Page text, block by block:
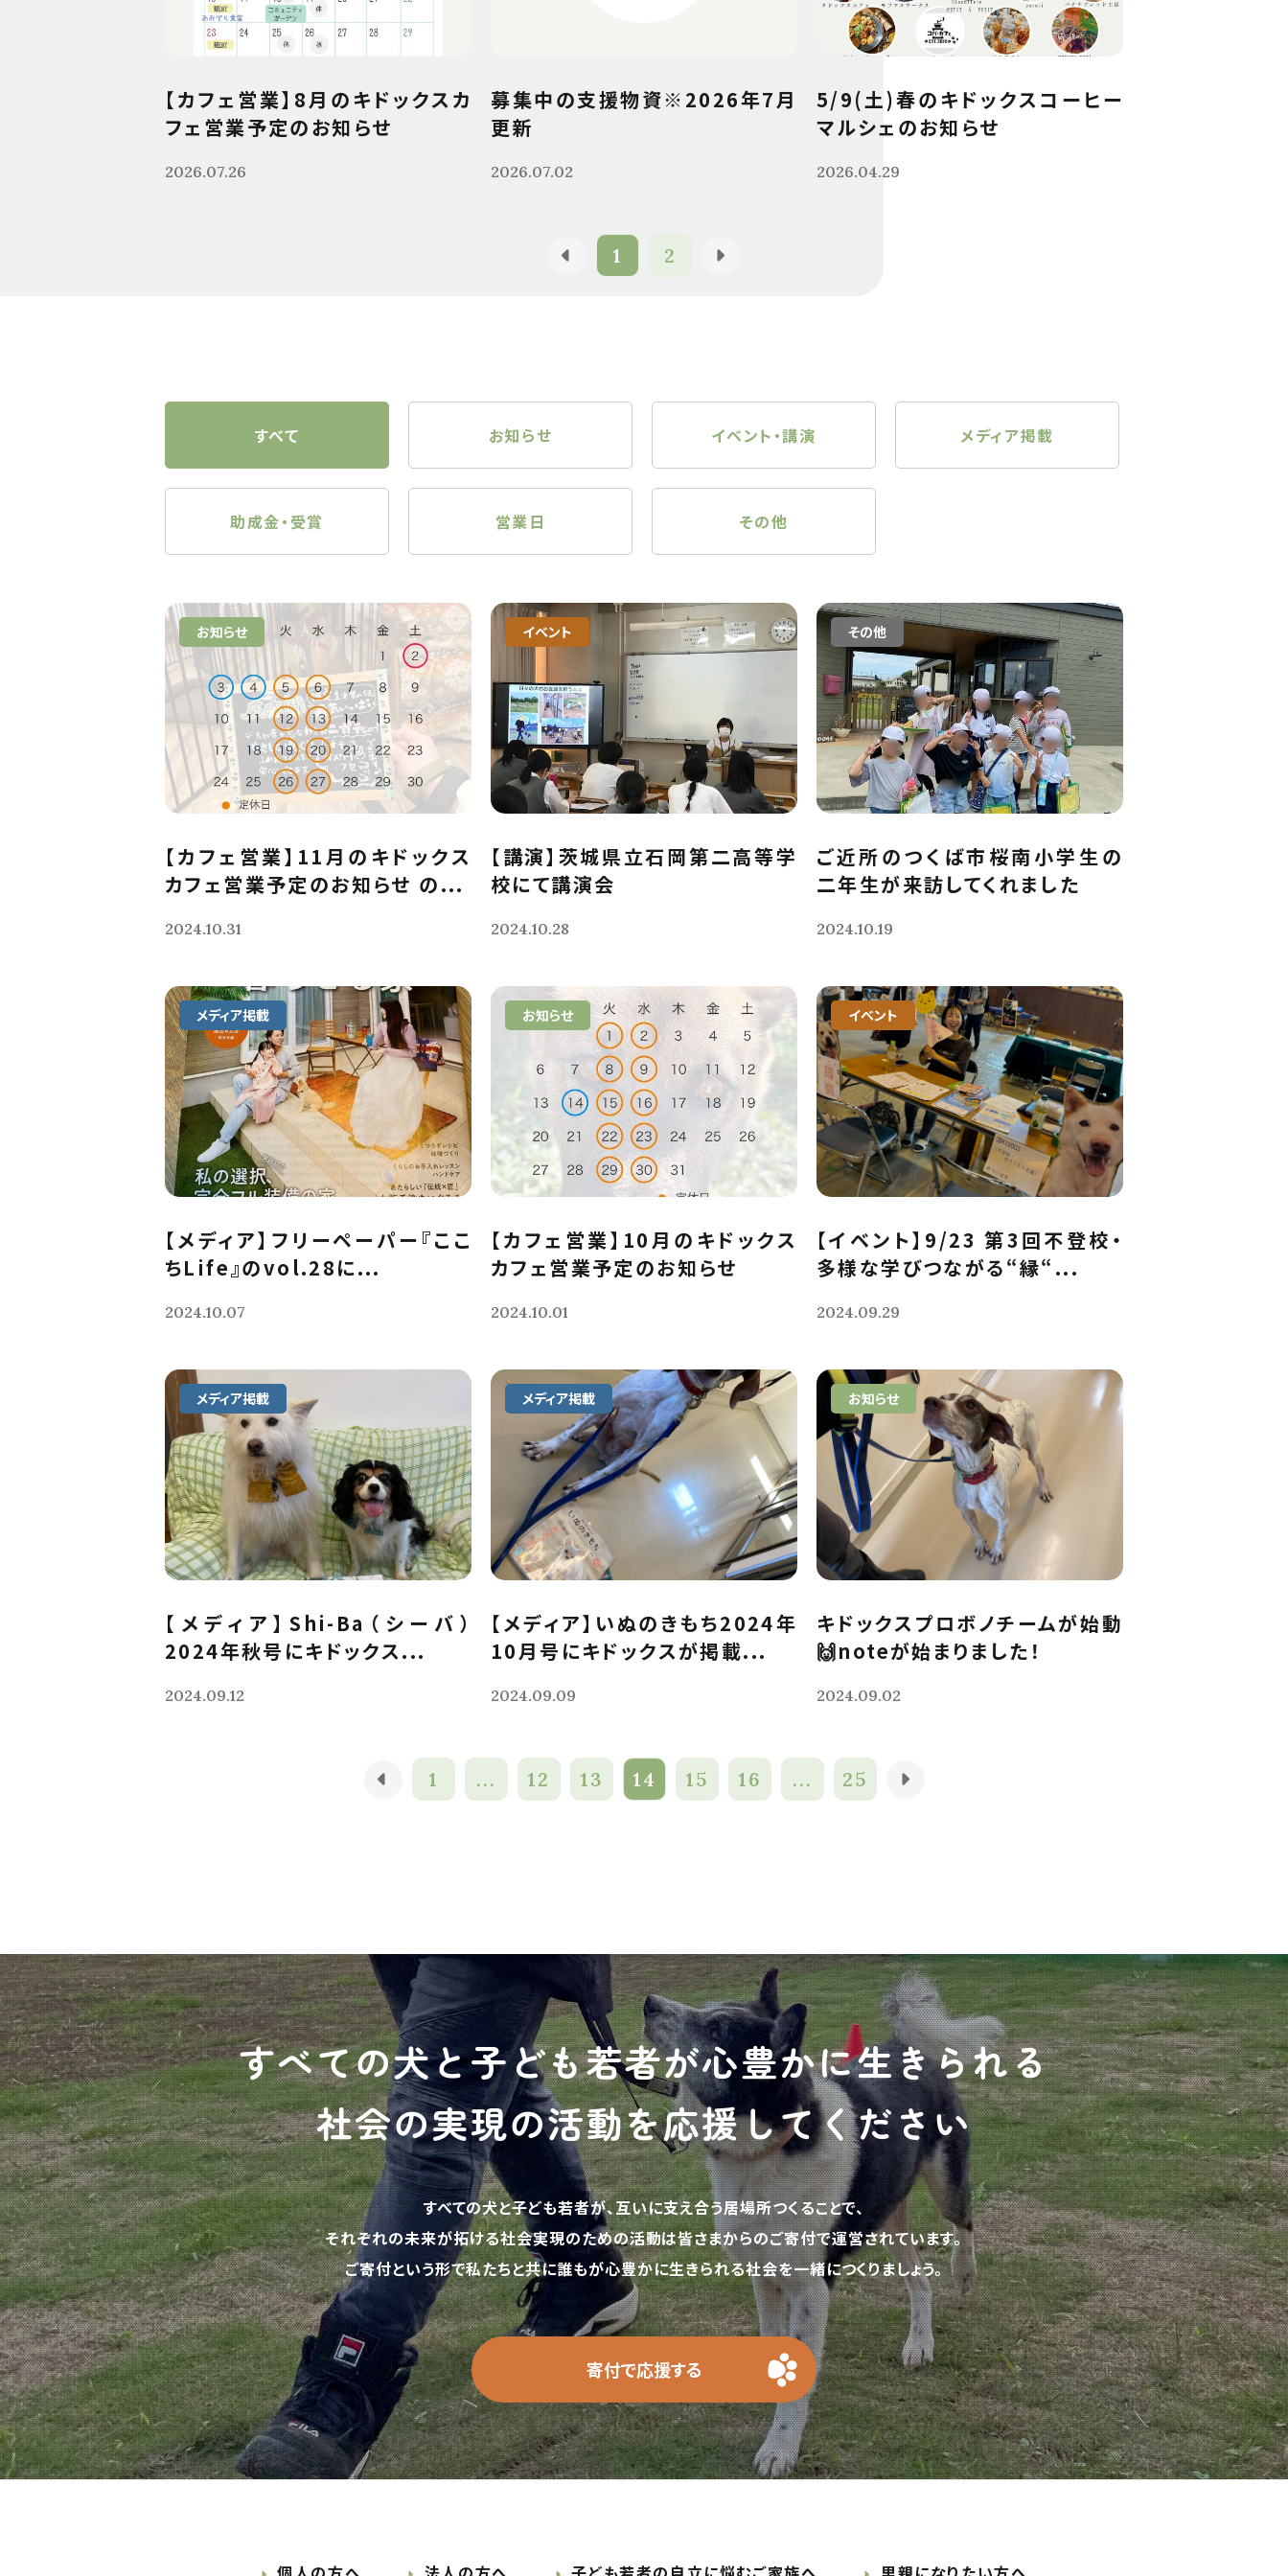
【カフェ営業】8月のキドックスカ
フェ営業予定のお知らせ
2026.07.26
募集中の支援物資※2026年7月
更新
2026.07.02
5/9(土)春のキドックスコーヒー
マルシェのお知らせ
2026.04.29
1 2
すべて お知らせ イベント・講演 メディア掲載
助成金・受賞 営業日 その他
お知らせ
【カフェ営業】11月のキドックス
カフェ営業予定のお知らせ の...
2024.10.31
イベント
【講演】茨城県立石岡第二高等学
校にて講演会
2024.10.28
その他
ご近所のつくば市桜南小学生の
二年生が来訪してくれました
2024.10.19
メディア掲載
【メディア】フリーペーパー『ここ
ちLife』のvol.28に...
2024.10.07
お知らせ
【カフェ営業】10月のキドックス
カフェ営業予定のお知らせ
2024.10.01
イベント
【イベント】9/23 第3回不登校・
多様な学びつながる“縁“...
2024.09.29
メディア掲載
【メディア】Shi-Ba（シーバ）
2024年秋号にキドックス...
2024.09.12
メディア掲載
【メディア】いぬのきもち2024年
10月号にキドックスが掲載...
2024.09.09
お知らせ
キドックスプロボノチームが始動
🙌noteが始まりました！
2024.09.02
1 ... 12 13 14 15 16 ... 25
すべての犬と子ども若者が心豊かに生きられる
社会の実現の活動を応援してください
すべての犬と子ども若者が、互いに支え合う居場所つくることで、
それぞれの未来が拓ける社会実現のための活動は皆さまからのご寄付で運営されています。
ご寄付という形で私たちと共に誰もが心豊かに生きられる社会を一緒につくりましょう。
寄付で応援する